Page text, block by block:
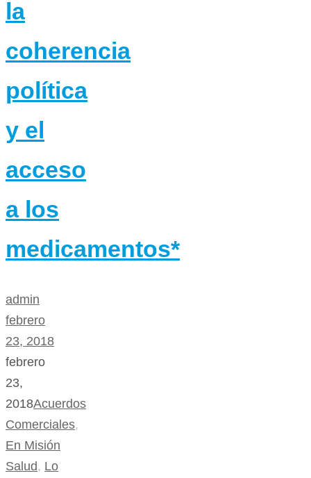
la
coherencia
política
y el
acceso
a los
medicamentos*
admin
febrero
23, 2018
febrero
23,
2018Acuerdos
Comerciales,
En Misión
Salud, Lo